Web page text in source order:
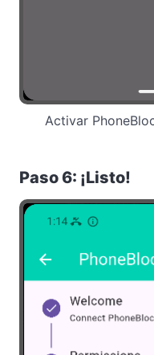
Activar
Paso 6: ¡Listo!